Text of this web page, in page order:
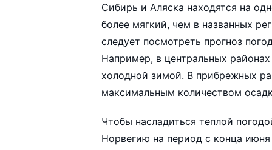
Сибирь и Аляска находятся на
более мягкий, чем в названных
следует посмотреть прогноз
Например, в центральных
холодной зимой. В прибрежных
максимальным количеством
Чтобы насладиться теплой
Норвегию на период с конца июня